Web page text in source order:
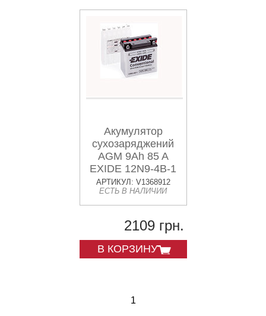
Акумулятор
сухозаряджений
AGM 9Ah 85 A
EXIDE 12N9-4B-1
АРТИКУЛ: V1368912
ЕСТЬ В НАЛИЧИИ
2109 грн.
В КОРЗИНУ
1